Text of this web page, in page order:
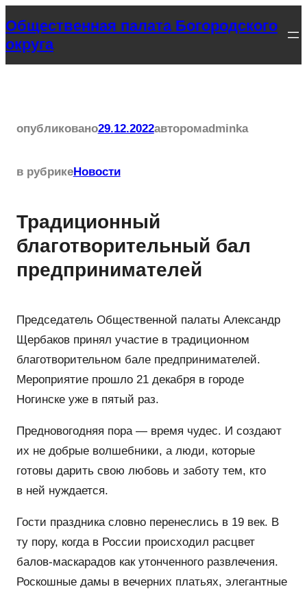
к
содержимому
Общественная палата Богородского
округа
опубликовано29.12.2022авторомadminka
в рубрикеНовости
Традиционный
благотворительный бал
предпринимателей
Председатель Общественной палаты Александр
Щербаков принял участие в традиционном
благотворительном бале предпринимателей.
Мероприятие прошло 21 декабря в городе
Ногинске уже в пятый раз.
Предновогодняя пора — время чудес. И создают
их не добрые волшебники, а люди, которые
готовы дарить свою любовь и заботу тем, кто
в ней нуждается.
Гости праздника словно перенеслись в 19 век. В
ту пору, когда в России происходил расцвет
балов-маскарадов как утонченного развлечения.
Роскошные дамы в вечерних платьях, элегантные